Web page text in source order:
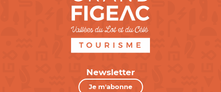
Newsletter
Je m'abonne